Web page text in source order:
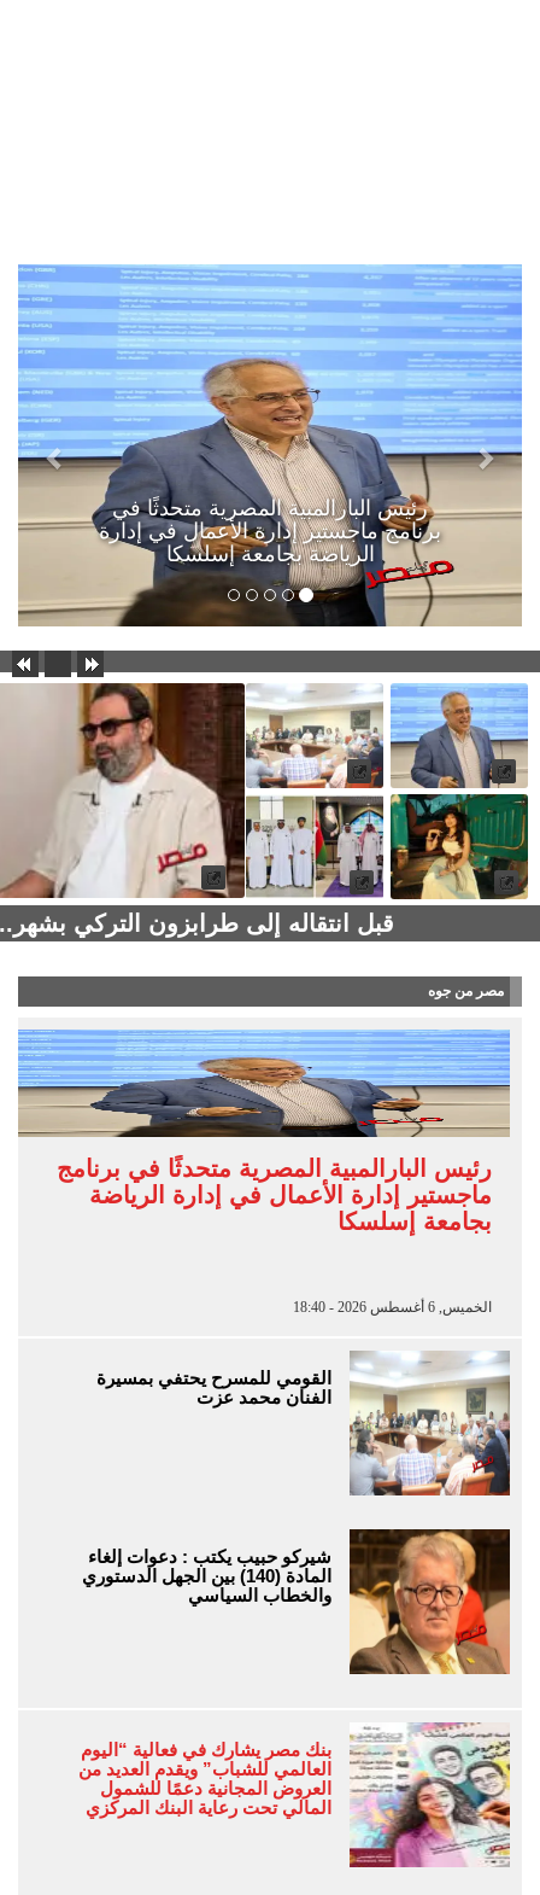
رئيس البارالمبية المصرية متحدثًا في
برنامج ماجستير إدارة الأعمال في إدارة
الرياضة بجامعة إسلسكا
قبل انتقاله إلى طرابزون التركي
مصر من جوه
رئيس البارالمبية المصرية متحدثًا في برنامج
ماجستير إدارة الأعمال في إدارة الرياضة
بجامعة إسلسكا
الخميس, 6 أغسطس 2026 - 18:40
القومي للمسرح يحتفي بمسيرة
الفنان محمد عزت
شيركو حبيب يكتب : دعوات إلغاء
المادة (140) بين الجهل الدستوري
والخطاب السياسي
بنك مصر يشارك في فعالية “اليوم
العالمي للشباب” ويقدم العديد من
العروض المجانية دعمًا للشمول
المالي تحت رعاية البنك المركزي